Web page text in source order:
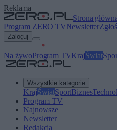
Reklama
Strona główna
Program ZERO TVNewsletter
Zaloguj
Na żywoProgram TVKrajŚwiat
Wszystkie kategorie
KrajŚwiatSportBiznes
Program TV
Najnowsze
Newsletter
Redakcja